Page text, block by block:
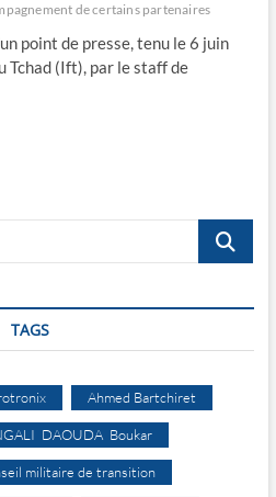
de certains partenaires
point de presse, tenu le 6 juin
Tchad (Ift), par le staff de
Recherche
TAGS
Ahmed Bartchiret
DAOUDA Boukar
militaire de transition